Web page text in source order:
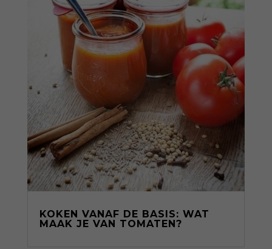
KOKEN VANAF DE BASIS: WAT
MAAK JE VAN TOMATEN?